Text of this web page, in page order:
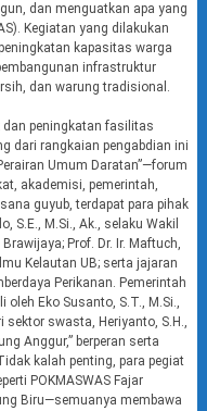
dan menguatkan apa yang
Kegiatan yang dilakukan
kapasitas warga
infrastruktur
dan warung tradisional.
dan peningkatan fasilitas
dari rangkaian pengabdian ini
Umum Daratan”—forum
akademisi, pemerintah,
guyub, terdapat para pihak
S.E., M.Si., Ak., selaku Wakil
Prof. Dr. Ir. Maftuch,
Kelautan UB; serta jajaran
Perikanan. Pemerintah
Eko Susanto, S.T., M.Si.,
sektor swasta, Heriyanto, S.H.,
Anggur,” berperan serta
kalah penting, para pegiat
POKMASWAS Fajar
Biru—semuanya membawa